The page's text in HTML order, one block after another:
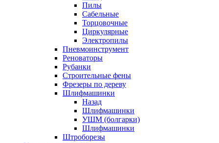
Пилы
Сабельные
Торцовочные
Циркулярные
Электропилы
Пневмоинструмент
Реноваторы
Рубанки
Строительные фены
Фрезеры по дереву
Шлифмашинки
Назад
Шлифмашинки
УШМ (болгарки)
Шлифмашинки
Штроборезы